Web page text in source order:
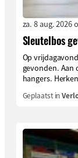
za. 8 aug. 2026
Sleutelbos
Op
gevonden. Aan
hangers.
Geplaatst in